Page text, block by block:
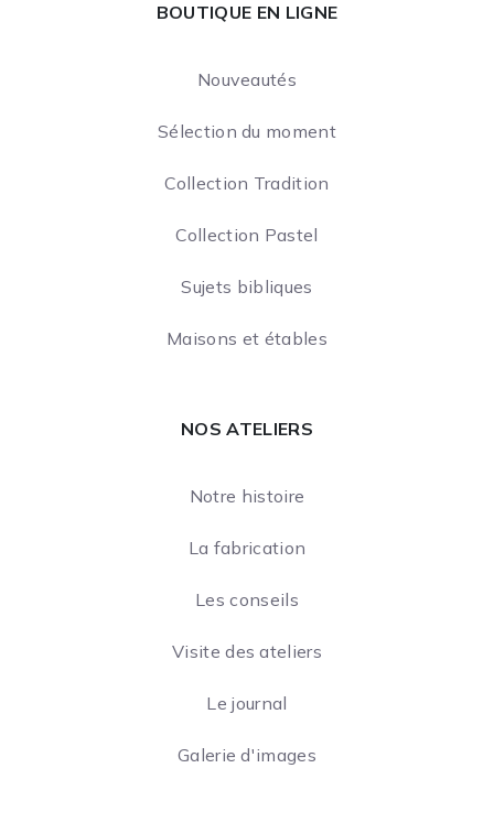
BOUTIQUE EN LIGNE
Nouveautés
Sélection du moment
Collection Tradition
Collection Pastel
Sujets bibliques
Maisons et étables
NOS ATELIERS
Notre histoire
La fabrication
Les conseils
Visite des ateliers
Le journal
Galerie d'images